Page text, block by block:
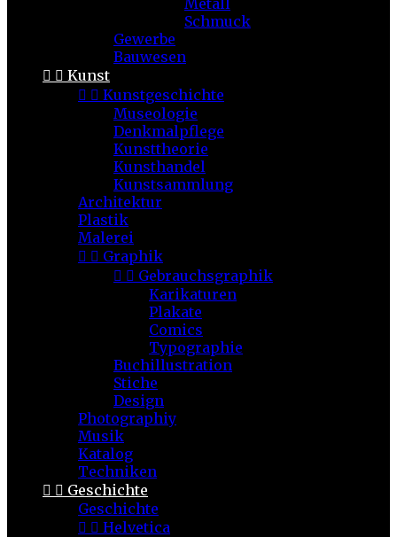
Metall
Schmuck
Gewerbe
Bauwesen
  Kunst
  Kunstgeschichte
Museologie
Denkmalpflege
Kunsttheorie
Kunsthandel
Kunstsammlung
Architektur
Plastik
Malerei
  Graphik
  Gebrauchsgraphik
Karikaturen
Plakate
Comics
Typographie
Buchillustration
Stiche
Design
Photographiy
Musik
Katalog
Techniken
  Geschichte
Geschichte
  Helvetica